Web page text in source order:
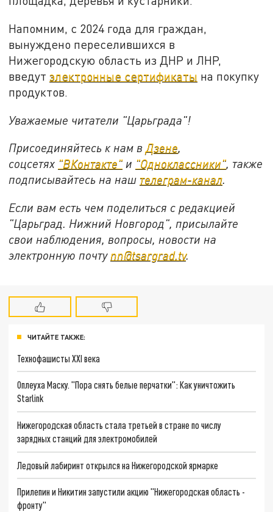
Напомним, с 2024 года для граждан,
вынуждено переселившихся в
Нижегородскую область из ДНР и ЛНР,
введутэлектронные сертификаты на покупку
продуктов.
Уважаемые читатели "Царьграда"!
Присоединяйтесь к нам вДзене,
соцсетях "ВКонтакте" и "Одноклассники", также
подписывайтесь на наш телеграм-канал.
Если вам есть чем поделиться с редакцией
"Царьград. Нижний Новгород", присылайте
свои наблюдения, вопросы, новости на
электронную почту nn@tsargrad.tv.
ЧИТАЙТЕ ТАКЖЕ:
Технофашисты XXI века
Оплеуха Маску. "Пора снять белые перчатки": Как уничтожить
Starlink
Нижегородская область стала третьей в стране по числу
зарядных станций для электромобилей
Ледовый лабиринт открылся на Нижегородской ярмарке
Прилепин и Никитин запустили акцию "Нижегородская область -
фронту"